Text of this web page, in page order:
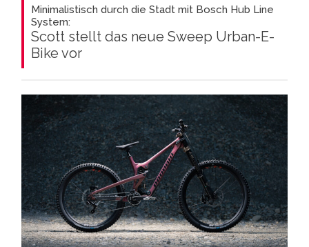
Minimalistisch durch die Stadt mit Bosch Hub Line
System:
Scott stellt das neue Sweep Urban-E-
Bike vor